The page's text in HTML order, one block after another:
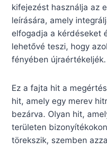
kifejezést használja az
leírására, amely
elfogadja a kérdéseket
lehetővé teszi, hogy
fényében újraértékeljék.
Ez a fajta hit a
hit, amely egy merev
bezárva. Olyan hit,
területen
törekszik, szemben